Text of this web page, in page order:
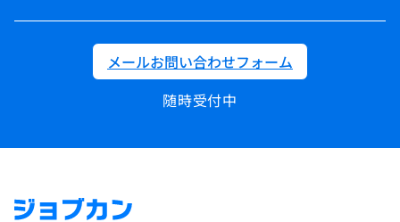
メールお問い合わせフォーム
随時受付中